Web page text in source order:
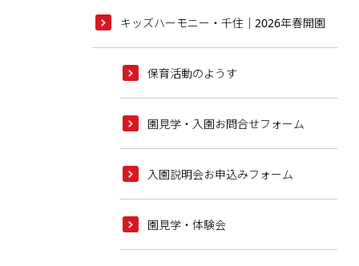
キッズハーモニー・千住｜2026年春開園
保育活動のようす
園見学・入園お問合せフォーム
入園説明会お申込みフォーム
園見学・体験会